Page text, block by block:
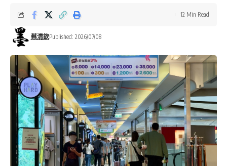
蔡清欽Published: 2026/07/08
12 Min Read